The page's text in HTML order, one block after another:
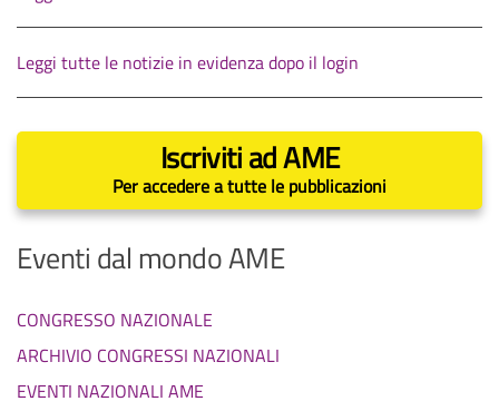
Leggi tutte le notizie in evidenza dopo il login
Iscriviti ad AME
Per accedere a tutte le pubblicazioni
Eventi dal mondo AME
CONGRESSO NAZIONALE
ARCHIVIO CONGRESSI NAZIONALI
EVENTI NAZIONALI AME